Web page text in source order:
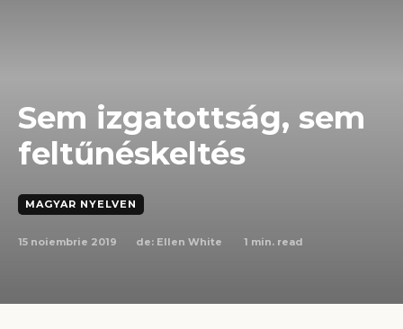
Sem izgatottság, sem
feltűnéskeltés
MAGYAR NYELVEN
15 noiembrie 2019 de: Ellen White 1 min. read